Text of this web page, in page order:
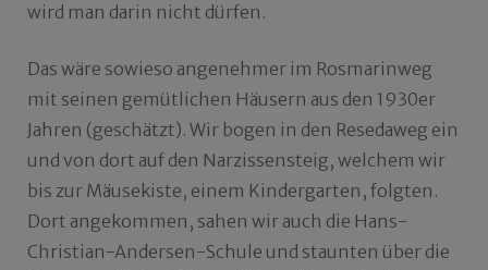
wird man darin nicht dürfen.
Das wäre sowieso angenehmer im Rosmarinweg
mit seinen gemütlichen Häusern aus den 1930er
Jahren (geschätzt). Wir bogen in den Resedaweg ein
und von dort auf den Narzissensteig, welchem wir
bis zur Mäusekiste, einem Kindergarten, folgten.
Dort angekommen, sahen wir auch die Hans-
Christian-Andersen-Schule und staunten über die